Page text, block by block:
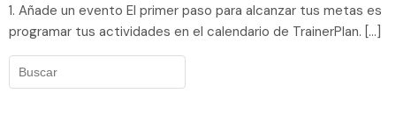
1. Añade un evento El primer paso para alcanzar tus metas es
programar tus actividades en el calendario de TrainerPlan. […]